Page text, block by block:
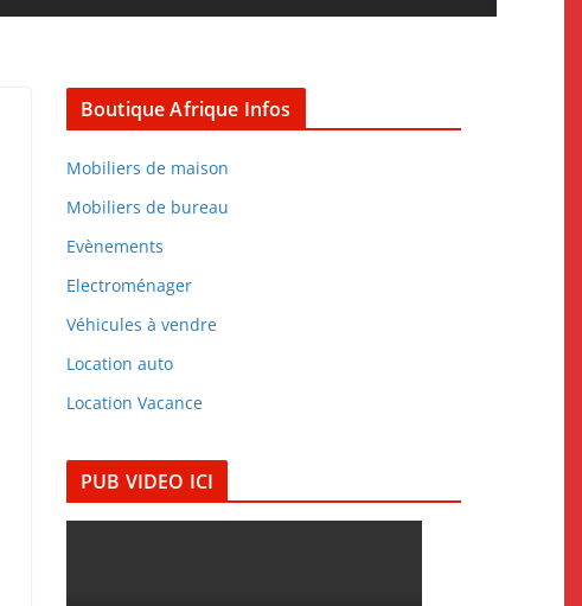
Boutique Afrique Infos
Mobiliers de maison
Mobiliers de bureau
Evènements
Electroménager
Véhicules à vendre
Location auto
Location Vacance
PUB VIDEO ICI